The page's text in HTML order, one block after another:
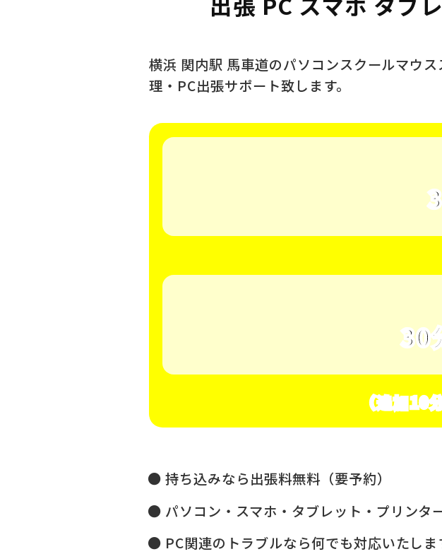
横浜 関内駅 馬車道のパソコンスクールマウス
理・PC出張サポート致します。
30
（追加10
持ち込みなら出張料無料（要予約）
パソコン・スマホ・タブレット・プリンタ
PC関連のトラブルなら何でも対応いたしま